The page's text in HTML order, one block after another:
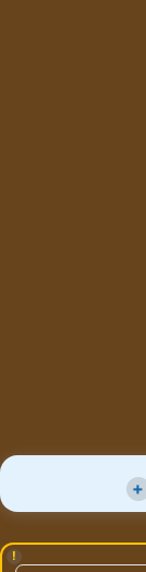
+
!